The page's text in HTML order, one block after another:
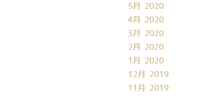
5月 2020
4月 2020
3月 2020
2月 2020
1月 2020
12月 2019
11月 2019